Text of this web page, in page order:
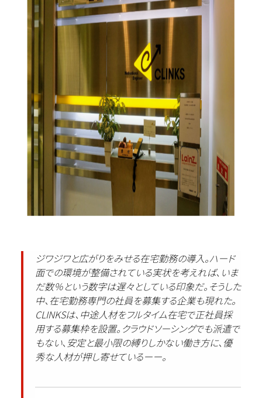
ジワジワと広がりをみせる在宅勤務の導入。ハード
面での環境が整備されている実状を考えれば、いま
だ数％という数字は遅々としている印象だ。そうした
中、在宅勤務専門の社員を募集する企業も現れた。
CLINKSは、中途人材をフルタイム在宅で正社員採
用する募集枠を設置。クラウドソーシングでも派遣で
もない、安定と最小限の縛りしかない働き方に、優
秀な人材が押し寄せているーー。